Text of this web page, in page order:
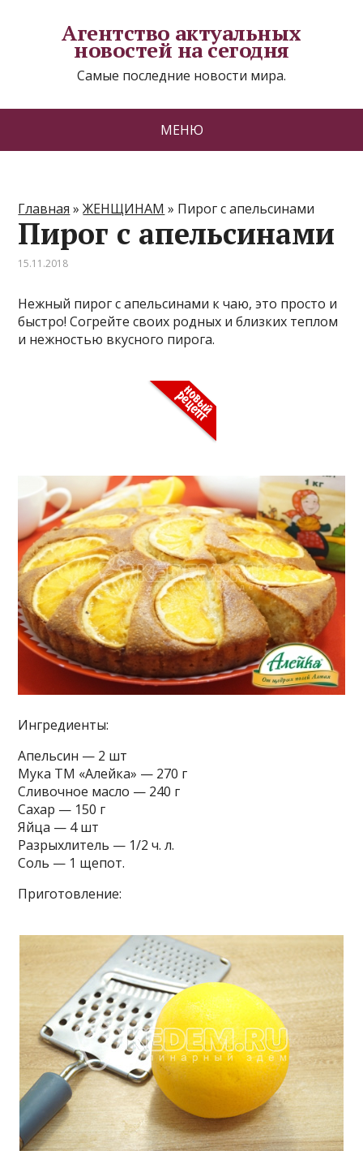
Агентство актуальных
новостей на сегодня
Самые последние новости мира.
МЕНЮ
Главная »ЖЕНЩИНАМ » Пирог с апельсинами
Пирог с апельсинами
15.11.2018
Нежный пирог с апельсинами к чаю, это просто и
быстро! Согрейте своих родных и близких теплом
и нежностью вкусного пирога.
Ингредиенты:
Апельсин — 2 шт
Мука ТМ «Алейка» — 270 г
Сливочное масло — 240 г
Сахар — 150 г
Яйца — 4 шт
Разрыхлитель — 1/2 ч. л.
Соль — 1 щепот.
Приготовление: